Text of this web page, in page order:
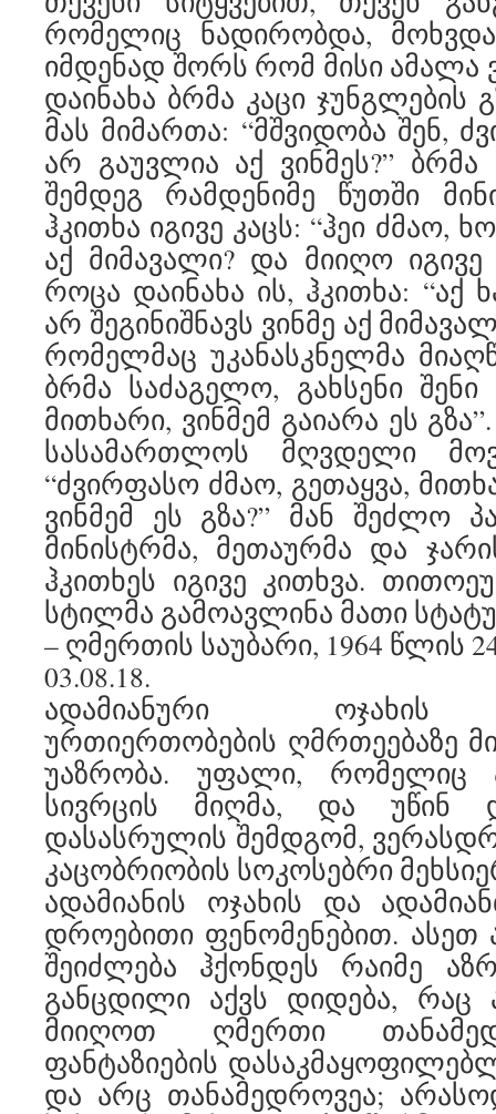
რომელიც ნადირობდა,
იმდენად შორს რომ მისი ამალა
დაინახა ბრმა კაცი ჯუნგლების
მას მიმართა: “მშვიდობა შენ,
არ გაუვლია აქ ვინმეს?” ბრმა
შემდეგ რამდენიმე წუთში
ჰკითხა იგივე კაცს: “ჰეი ძმაო,
აქ მიმავალი? და მიიღო იგივე
როცა დაინახა ის, ჰკითხა:
არ შეგინიშნავს ვინმე აქ
რომელმაც უკანასკნელმა
ბრმა საძაგელო, გახსენი შენი
მითხარი, ვინმემ გაიარა ეს
სასამართლოს მღვდელი
“ძვირფასო ძმაო, გეთაყვა,
ვინმემ ეს გზა?” მან შეძლო
მინისტრმა, მეთაურმა და
ჰკითხეს იგივე კითხვა.
სტილმა გამოავლინა მათი
– ღმერთის საუბარი, 1964 წლის
03.08.18.
ადამიანური ოჯახის
ურთიერთობების ღმრთეებაზე
უაზრობა. უფალი,
სივრცის მიღმა, და უწინ
დასასრულის შემდგომ,
კაცობრიობის სოკოსებრი
ადამიანის ოჯახის და
დროებითი ფენომენებით.
შეიძლება ჰქონდეს რაიმე
განცდილი აქვს დიდება,
მიიღოთ ღმერთი
ფანტაზიების
და არც თანამედროვეა;